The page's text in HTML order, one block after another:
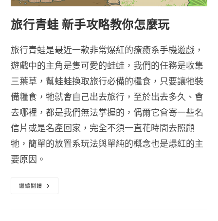
旅行青蛙 新手攻略教你怎麼玩
旅行青蛙是最近一款非常爆紅的療癒系手機遊戲，
遊戲中的主角是隻可愛的蛙蛙，我們的任務是收集
三葉草，幫蛙蛙換取旅行必備的糧食，只要讓牠裝
備糧食，牠就會自己出去旅行，至於出去多久、會
去哪裡，都是我們無法掌握的，偶爾它會寄一些名
信片或是名產回家，完全不須一直花時間去照顧
牠，簡單的放置系玩法與單純的概念也是爆紅的主
要原因。
繼續閱讀 旅
行